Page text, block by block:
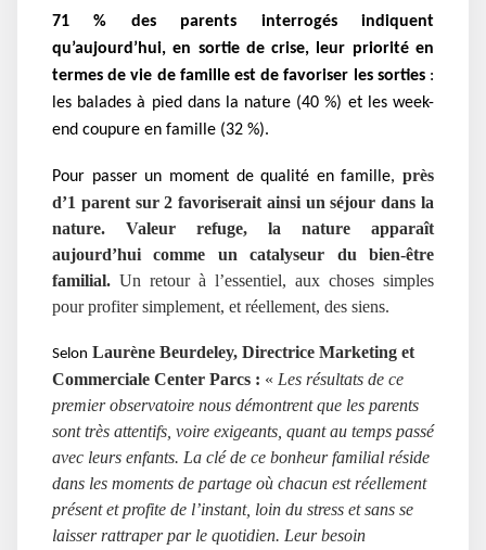
71 % des parents interrogés indiquent
qu’aujourd’hui, en sortie de crise, leur priorité en
termes de vie de famille est de favoriser les sorties :
les balades à pied dans la nature (40 %) et les week-
end coupure en famille (32 %).
Pour passer un moment de qualité en famille, près
d’1 parent sur 2 favoriserait ainsi un séjour dans la
nature.
Valeur refuge, la nature apparaît
aujourd’hui comme un catalyseur du bien-être
familial. Un retour à l’essentiel, aux choses simples
pour profiter simplement, et réellement, des siens.
Selon Laurène Beurdeley, Directrice Marketing et
Commerciale Center Parcs : « Les résultats de ce
premier observatoire nous démontrent que les parents
sont très attentifs, voire exigeants, quant au temps passé
avec leurs enfants. La clé de ce bonheur familial réside
dans les moments de partage où chacun est réellement
présent et profite de l’instant, loin du stress et sans se
laisser rattraper par le quotidien. Leur besoin